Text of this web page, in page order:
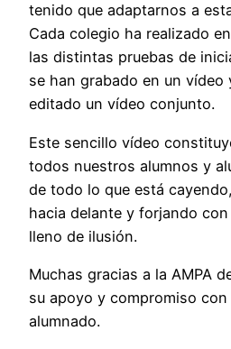
tenido que adaptarnos a
Cada colegio ha realizado
las distintas pruebas de
se han grabado en un vídeo
editado un vídeo conjunto.
Este sencillo vídeo
todos nuestros alumnos y
de todo lo que está
hacia delante y forjando
lleno de ilusión.
Muchas gracias a la AMPA
su apoyo y compromiso
alumnado.